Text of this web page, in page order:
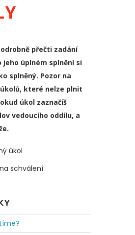
přečti zadání
jeho úplném splnění si
splněný. Pozor na
které nelze plnit
úkol zaznačíš
vedoucího oddílu, a
úkol
schválení